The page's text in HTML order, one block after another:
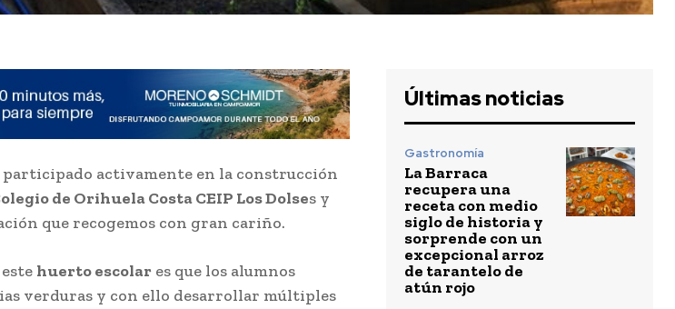
participado activamente en la construcción
de Orihuela Costa CEIP Los Dolses y
que recogemos con gran cariño.
huerto escolar es que los alumnos
verduras y con ello desarrollar múltiples
Últimas noticias
Gastronomía
La Barraca
recupera una
receta con medio
siglo de historia y
sorprende con un
excepcional arroz
de tarantelo de
atún rojo